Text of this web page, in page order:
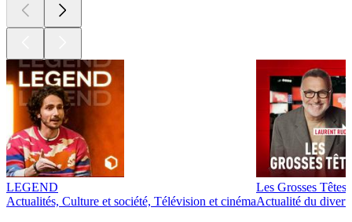
LEGEND
Actualités, Culture et société, Télévision et cinéma
Les Grosses Têtes
Actualité du